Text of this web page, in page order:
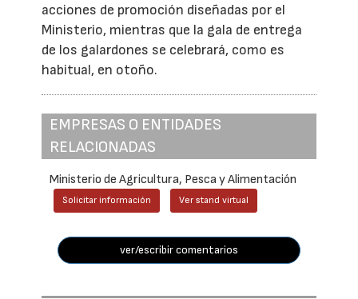
acciones de promoción diseñadas por el
Ministerio, mientras que la gala de entrega
de los galardones se celebrará, como es
habitual, en otoño.
EMPRESAS O ENTIDADES
RELACIONADAS
Ministerio de Agricultura, Pesca y Alimentación
Solicitar información Ver stand virtual
ver/escribir comentarios